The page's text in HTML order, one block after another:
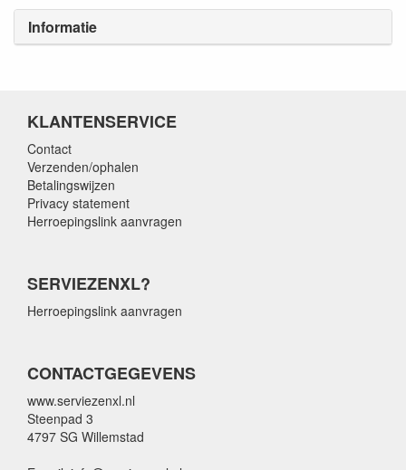
Informatie
KLANTENSERVICE
Contact
Verzenden/ophalen
Betalingswijzen
Privacy statement
Herroepingslink aanvragen
SERVIEZENXL?
Herroepingslink aanvragen
CONTACTGEGEVENS
www.serviezenxl.nl
Steenpad 3
4797 SG Willemstad